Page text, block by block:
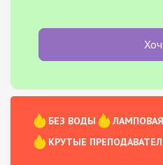
БЕЗ ВОДЫ
КРУТЫЕ